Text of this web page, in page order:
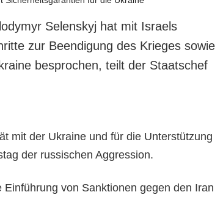
Selenskyj hat mit Israels
zur Beendigung des Krieges sowie
besprochen, teilt der Staatschef
mit der Ukraine und für die Unterstützung
der russischen Aggression.
von Sanktionen gegen den Iran